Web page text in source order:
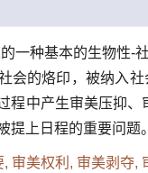
一种基本的生物性-
会的烙印，被纳入
程中产生审美压抑、
提上日程的重要问题
, 审美权利, 审美剥夺,